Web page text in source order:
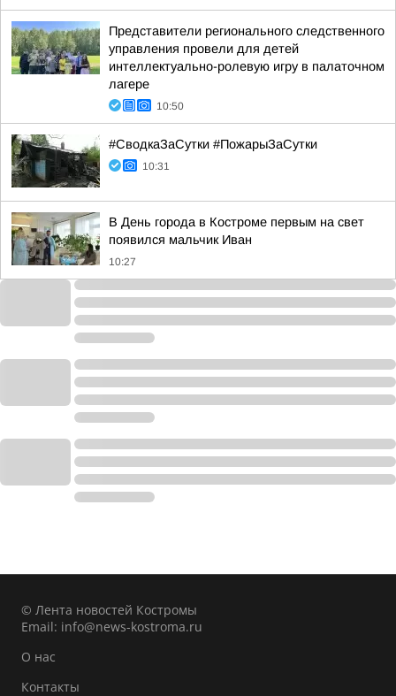
Представители регионального следственного
управления провели для детей
интеллектуально-ролевую игру в палаточном
лагере
10:50
#СводкаЗаСутки #ПожарыЗаСутки
10:31
В День города в Костроме первым на свет
появился мальчик Иван
10:27
© Лента новостей Костромы
Email: info@news-kostroma.ru
О нас
Контакты